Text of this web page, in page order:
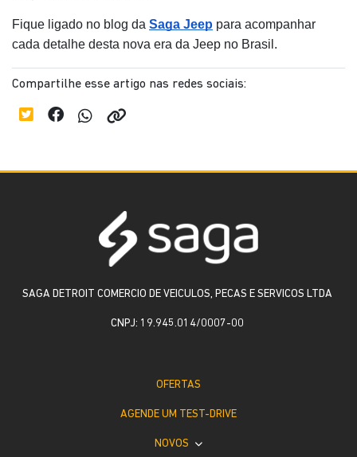
Fique ligado no blog da Saga Jeep para acompanhar
cada detalhe desta nova era da Jeep no Brasil.
Compartilhe esse artigo nas redes sociais:
SAGA DETROIT COMERCIO DE VEICULOS, PECAS E SERVICOS LTDA
CNPJ: 19.945.014/0007-00
OFERTAS
AGENDE UM TEST-DRIVE
NOVOS